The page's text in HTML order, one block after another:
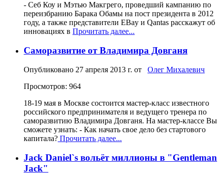
- Себ Коу и Мэтью Макгрего, проведший кампанию по
переизбранию Барака Обамы на пост президента в 2012
году, а также представители EBay и Qantas расскажут об
инновациях в Прочитать далее...
Саморазвитие от Владимира Довганя
Опубликовано 27 апреля 2013 г. от Олег Михалевич
Просмотров: 964
18-19 мая в Москве состоится мастер-класс известного
российского предпринимателя и ведущего тренера по
саморазвитию Владимира Довганя. На мастер-классе Вы
сможете узнать: - Как начать свое дело без стартового
капитала? Прочитать далее...
Jack Daniel`s вольёт миллионы в "Gentleman
Jack"